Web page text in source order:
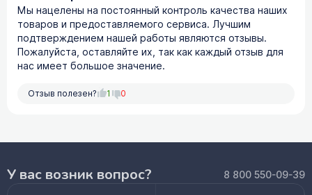
Мы нацелены на постоянный контроль качества наших
товаров и предоставляемого сервиса. Лучшим
подтверждением нашей работы являются отзывы.
Пожалуйста, оставляйте их, так как каждый отзыв для
нас имеет большое значение.
Отзыв полезен? 1 0
У вас возник вопрос? 8 800 550-09-39